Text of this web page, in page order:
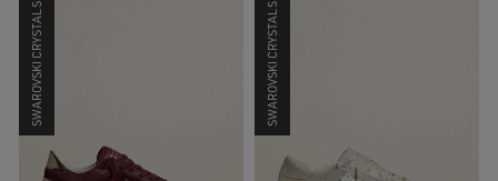
SWAROVSKI CRYSTALS SWAROVSKI CRYSTALS